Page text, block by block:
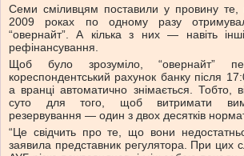
Семи сміливцям поставили у провину
2009 роках по одному разу
“овернайт”. А кілька з них — навіть
рефінансування.
Щоб було зрозуміло, “овернайт”
кореспондентський рахунок банку після
а вранці автоматично знімається. Тобто,
суто для того, щоб витримати
резервування — один з двох десятків
“Це свідчить про те, що вони недостатньо
заявила представник регулятора. При цих